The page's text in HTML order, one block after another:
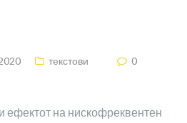
текстови
0
ефектот на нискофреквентен